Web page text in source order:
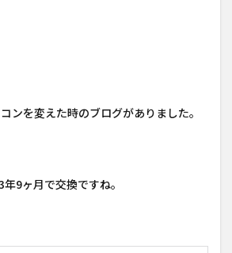
ンを変えた時のブログがありました。
9ヶ月で交換ですね。